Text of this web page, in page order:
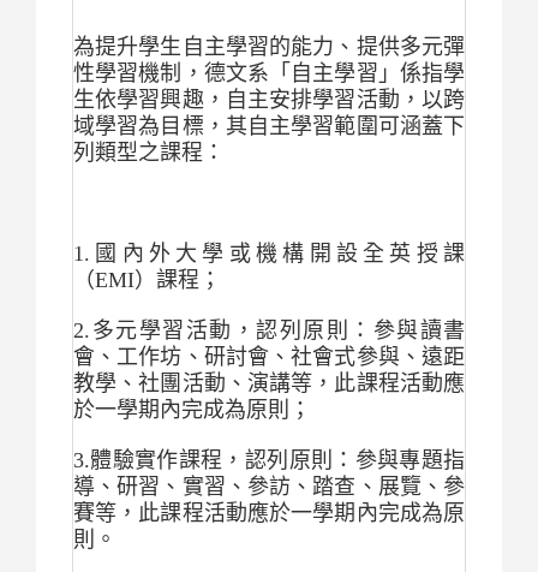
為提升學生自主學習的能力、提供多元彈
性學習機制，德文系「自主學習」係指學
生依學習興趣，自主安排學習活動，以跨
域學習為目標，其自主學習範圍可涵蓋下
列類型之課程：
1. 國內外大學或機構開設全英授課
（EMI）課程；
2. 多元學習活動，認列原則：參與讀書
會、工作坊、研討會、社會式參與、遠距
教學、社團活動、演講等，此課程活動應
於一學期內完成為原則；
3.體驗實作課程，認列原則：參與專題指
導、研習、實習、參訪、踏查、展覽、參
賽等，此課程活動應於一學期內完成為原
則。